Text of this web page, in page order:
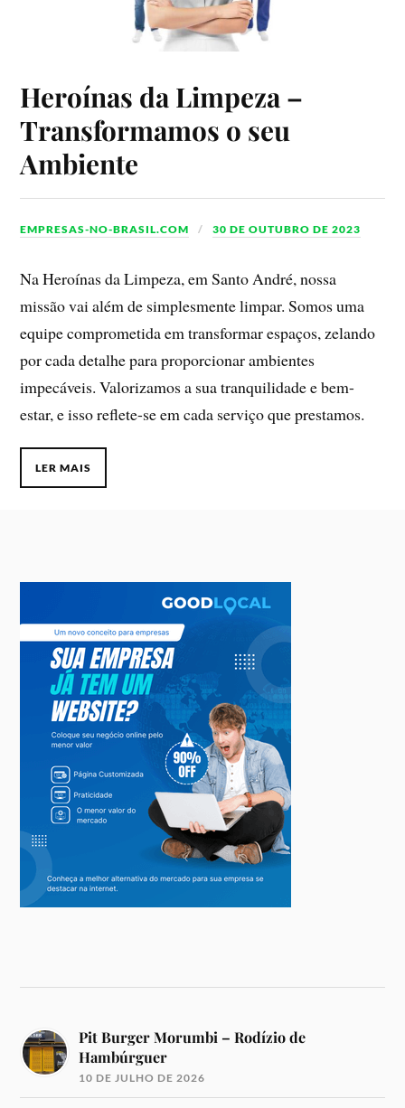
Heroínas da Limpeza –
Transformamos o seu
Ambiente
EMPRESAS-NO-BRASIL.COM 30 DE OUTUBRO DE 2023
Na Heroínas da Limpeza, em Santo André, nossa
missão vai além de simplesmente limpar. Somos uma
equipe comprometida em transformar espaços, zelando
por cada detalhe para proporcionar ambientes
impecáveis. Valorizamos a sua tranquilidade e bem-
estar, e isso reflete-se em cada serviço que prestamos.
LER MAIS
Pit Burger Morumbi – Rodízio de
Hambúrguer
10 DE JULHO DE 2026